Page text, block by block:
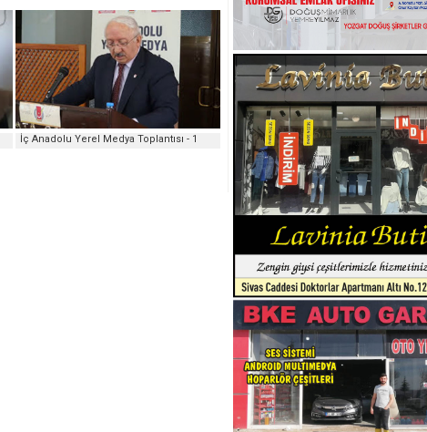
İç Anadolu Yerel Medya Toplantısı - 1